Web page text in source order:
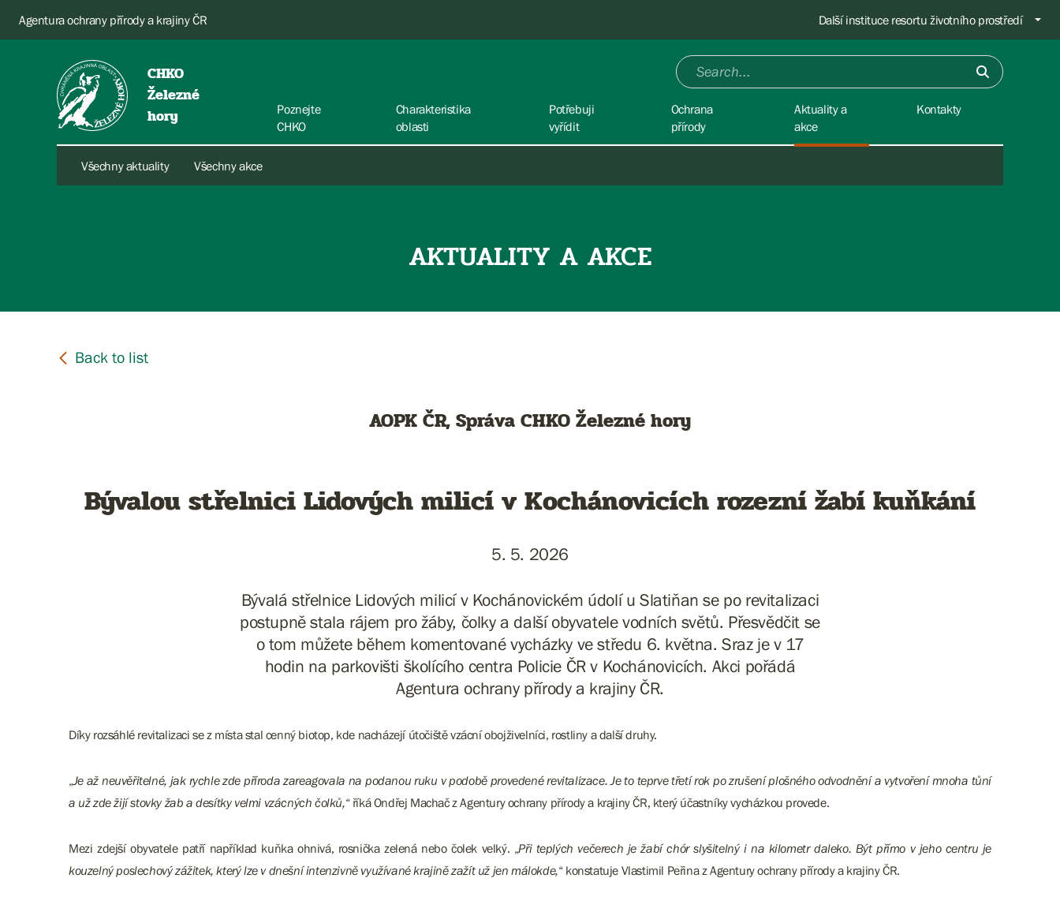
Agentura ochrany přírody a krajiny ČR Další instituce resortu životního prostředí
CHKO
Železné
hory
Poznejte
CHKO
Charakteristika
oblasti
Potřebuji
vyřídit
Ochrana
přírody
Aktuality a
akce
Všechny aktuality Všechny akce
Kontakty
AKTUALITY A AKCE
AOPK ČR, Správa CHKO Železné hory
Bývalou střelnici Lidových milicí v Kochánovicích rozezní žabí kuňkání
5. 5. 2026
Bývalá střelnice Lidových milicí v Kochánovickém údolí u Slatiňan se po revitalizaci
postupně stala rájem pro žáby, čolky a další obyvatele vodních světů. Přesvědčit se
o tom můžete během komentované vycházky ve středu 6. května. Sraz je v 17
hodin na parkovišti školícího centra Policie ČR v Kochánovicích. Akci pořádá
Agentura ochrany přírody a krajiny ČR.
Díky rozsáhlé revitalizaci se z místa stal cenný biotop, kde nacházejí útočiště vzácní obojživelníci, rostliny a další druhy.
„Je až neuvěřitelné, jak rychle zde příroda zareagovala na podanou ruku v podobě provedené revitalizace. Je to teprve třetí rok po zrušení plošného odvodnění a vytvoření mnoha tůní
a už zde žijí stovky žab a desítky velmi vzácných čolků,“ říká Ondřej Machač z Agentury ochrany přírody a krajiny ČR, který účastníky vycházkou provede.
Mezi zdejší obyvatele patří například kuňka ohnivá, rosnička zelená nebo čolek velký. „Při teplých večerech je žabí chór slyšitelný i na kilometr daleko. Být přímo v jeho centru je
kouzelný poslechový zážitek, který lze v dnešní intenzivně využívané krajině zažít už jen málokde,“ konstatuje Vlastimil Peřina z Agentury ochrany přírody a krajiny ČR.